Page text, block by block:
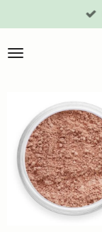
direct
naar